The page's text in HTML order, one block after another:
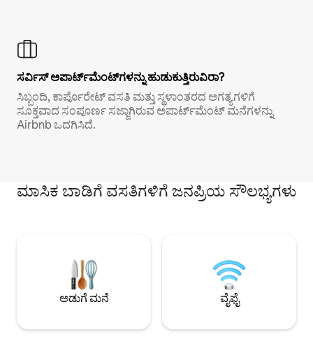
ಸರ್ವಿಸ್ ಅಪಾರ್ಟ್‌ಮೆಂಟ್‌ಗಳನ್ನು ಹುಡುಕುತ್ತಿರುವಿರಾ?
ಸಿಬ್ಬಂದಿ, ಕಾರ್ಪೊರೇಟ್ ವಸತಿ ಮತ್ತು ಸ್ಥಳಾಂತರದ ಅಗತ್ಯಗಳಿಗೆ
ಸೂಕ್ತವಾದ ಸಂಪೂರ್ಣ ಸಜ್ಜಾಗಿರುವ ಅಪಾರ್ಟ್‌ಮೆಂಟ್ ಮನೆಗಳನ್ನು
Airbnb ಒದಗಿಸಿದೆ.
ಮಾಸಿಕ ಬಾಡಿಗೆ ವಸತಿಗಳಿಗೆ ಜನಪ್ರಿಯ ಸೌಲಭ್ಯಗಳು
ಅಡುಗೆ ಮನೆ ವೈಫೈ